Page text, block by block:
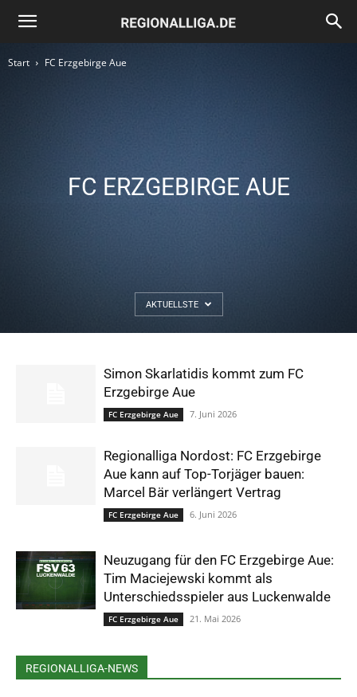
Regionalliga.de
Start FC Erzgebirge Aue
FC ERZGEBIRGE AUE
AKTUELLSTE
Simon Skarlatidis kommt zum FC
Erzgebirge Aue
FC Erzgebirge Aue 7. Juni 2026
Regionalliga Nordost: FC Erzgebirge
Aue kann auf Top-Torjäger bauen:
Marcel Bär verlängert Vertrag
FC Erzgebirge Aue 6. Juni 2026
Neuzugang für den FC Erzgebirge Aue:
Tim Maciejewski kommt als
Unterschiedsspieler aus Luckenwalde
FC Erzgebirge Aue 21. Mai 2026
REGIONALLIGA-NEWS